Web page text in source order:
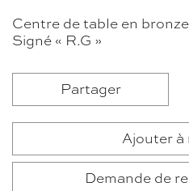
Centre de table en
Signé « R.G »
Partager
Ajouter à
Demande de